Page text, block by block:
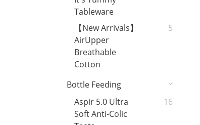
Tableware
【New Arrivals】
AirUpper
Breathable
Cotton
5
Bottle Feeding
Aspir 5.0 Ultra
Soft Anti-Colic
16